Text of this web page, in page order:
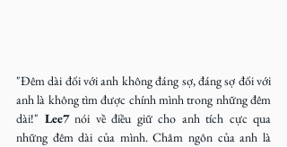
"Đêm dài đối với anh không đáng sợ, đáng sợ đối với
anh là không tìm được chính mình trong những đêm
dài!" Lee7 nói về điều giữ cho anh tích cực qua
những đêm dài của mình. Châm ngôn của anh là